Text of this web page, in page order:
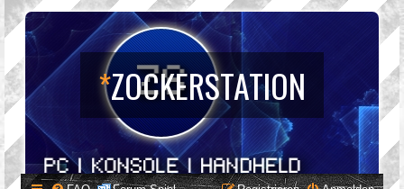
*ZOCKERSTATION